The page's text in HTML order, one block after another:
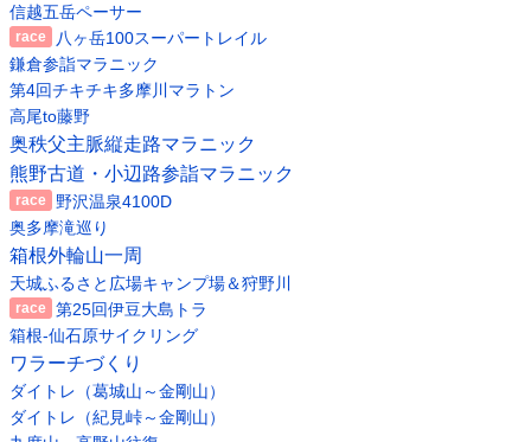
信越五岳ペーサー
八ヶ岳100スーパートレイル
鎌倉参詣マラニック
第4回チキチキ多摩川マラトン
高尾to藤野
奥秩父主脈縦走路マラニック
熊野古道・小辺路参詣マラニック
野沢温泉4100D
奥多摩滝巡り
箱根外輪山一周
天城ふるさと広場キャンプ場＆狩野川
第25回伊豆大島トラ
箱根-仙石原サイクリング
ワラーチづくり
ダイトレ（葛城山～金剛山）
ダイトレ（紀見峠～金剛山）